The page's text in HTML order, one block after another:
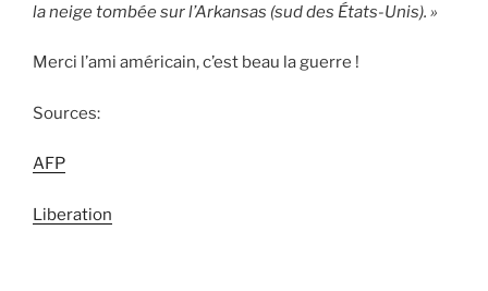
la neige tombée sur l’Arkansas (sud des États-Unis). »
Merci l’ami américain, c’est beau la guerre !
Sources:
AFP
Liberation